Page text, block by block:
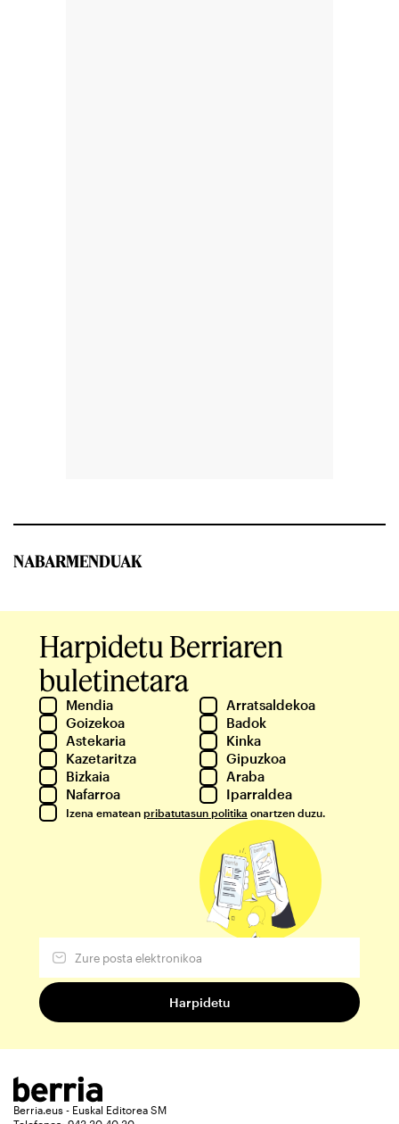
NABARMENDUAK
Harpidetu Berriaren
buletinetara
Mendia
Arratsaldekoa
Goizekoa
Badok
Astekaria
Kinka
Kazetaritza
Gipuzkoa
Bizkaia
Araba
Nafarroa
Iparraldea
Izena ematean pribatutasun politika onartzen duzu.
Berria.eus - Euskal Editorea SM